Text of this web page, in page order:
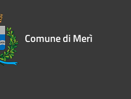
Comune di Merì